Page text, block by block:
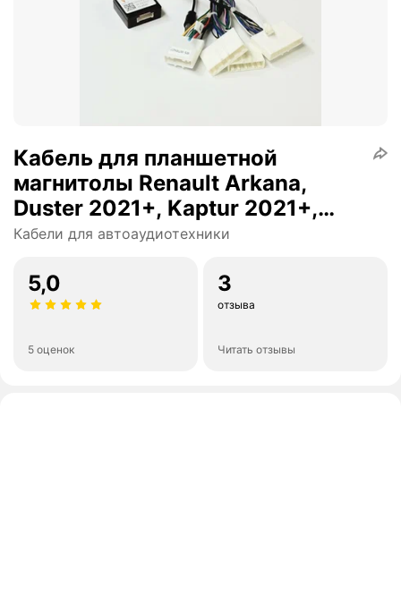
Кабель для планшетной
магнитолы Renault Arkana,
Duster 2021+, Kaptur 2021+,
Lada Vesta Enjoy - CANBUS
Кабели для автоаудиотехники
5,0
5 оценок
3
отзыва
Читать отзывы